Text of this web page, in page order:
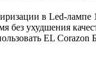
в Led-
без ухудшения
EL Corazon